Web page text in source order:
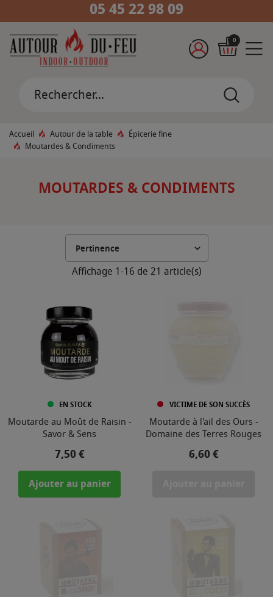
05 45 22 98 09
0
Accueil Autour de la table
Épicerie fine
Moutardes & Condiments
MOUTARDES & CONDIMENTS
Affichage 1-16 de 21 article(s)
EN STOCK
Moutarde au Moût de Raisin -
Savor & Sens
Prix
7,50 €
Ajouter au panier
VICTIME DE SON SUCCÈS
Moutarde à l'ail des Ours -
Domaine des Terres Rouges
Prix
6,60 €